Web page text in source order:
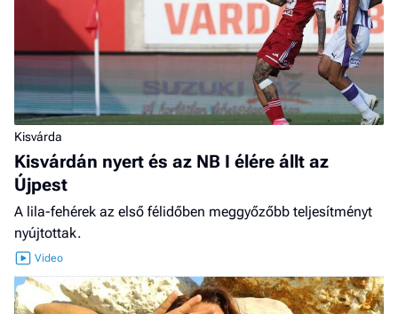
Kisvárda
Kisvárdán nyert és az NB I élére állt az
Újpest
A lila-fehérek az első félidőben meggyőzőbb teljesítményt
nyújtottak.